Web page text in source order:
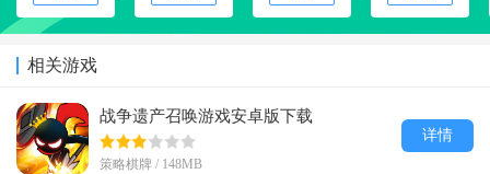
相关游戏
战争遗产召唤游戏安卓版下载
v6.250122.147
策略棋牌 / 148MB
详情